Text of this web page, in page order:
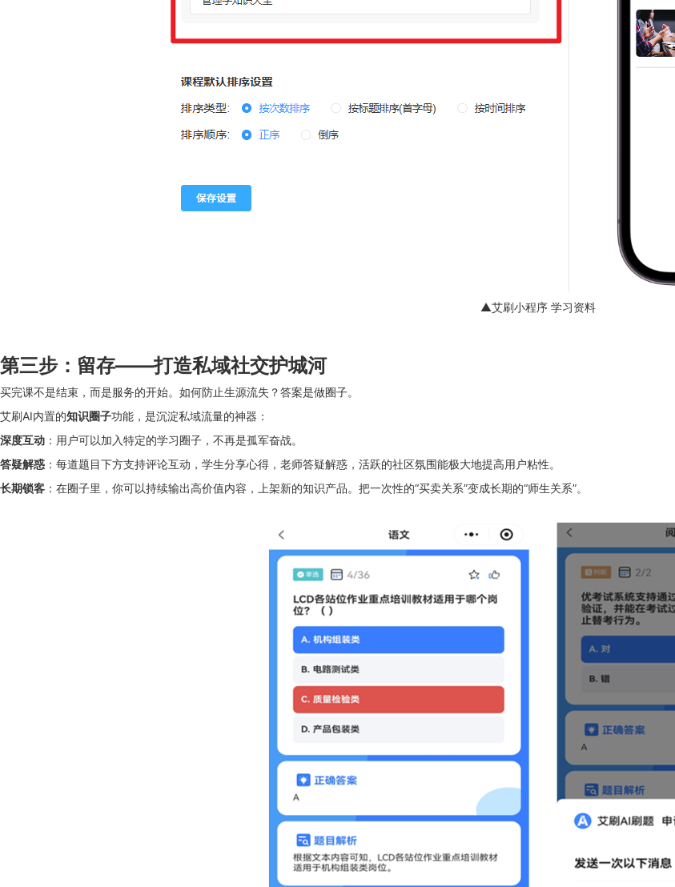
▲艾刷小程序 学习资料
第三步：留存——打造私域社交护城河
买完课不是结束，而是服务的开始。如何防止生源流失？答案是做圈子。
艾刷AI内置的知识圈子功能，是沉淀私域流量的神器：
深度互动 ：用户可以加入特定的学习圈子，不再是孤军奋战。
答疑解惑 ：每道题目下方支持评论互动，学生分享心得，老师答疑解惑，活跃的社区氛围能极大地提高用户粘性。
长期锁客 ：在圈子里，你可以持续输出高价值内容，上架新的知识产品。把一次性的“买卖关系”变成长期的“师生关系”。